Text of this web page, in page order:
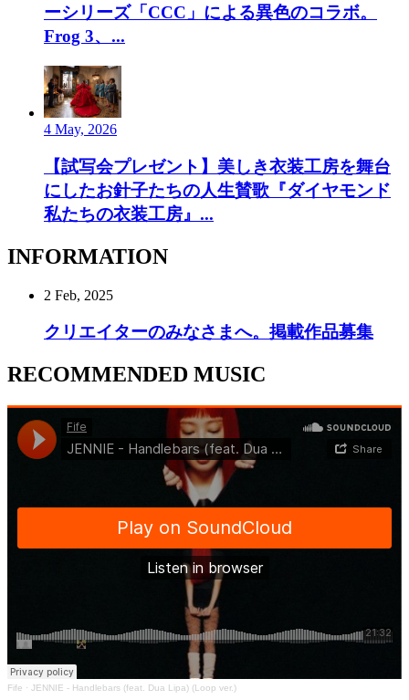
ーシリーズ「CCC」による異色のコラボ。
Frog 3、...
4 May, 2026
【試写会プレゼント】美しき衣装工房を舞台
にしたお針子たちの人生賛歌『ダイヤモンド
私たちの衣装工房』...
INFORMATION
2 Feb, 2025
クリエイターのみなさまへ。掲載作品募集
RECOMMENDED MUSIC
Fife · JENNIE - Handlebars (feat. Dua Lipa) (Loop ver.)